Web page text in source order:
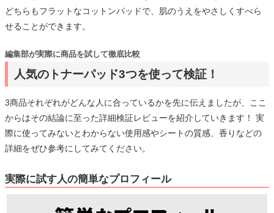
どちらもフラットなコットンパッドで、肌のうえをやさしくすべら
せることができます。
人気のトナーパッド3つを使って検証！
編集部が実際に商品を試して徹底比較
3商品それぞれがどんな人に合っているかを先に伝えましたが、ここ
からはその結論に至った詳細検証レビューを紹介していきます！ 実
際に使ってみないとわからない使用感やシートの質感、香りなどの
詳細をぜひ参考にしてみてください。
実際に試す人の簡単なプロフィール